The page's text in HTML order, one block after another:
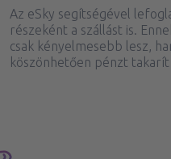
Az eSky segítségével
részeként a szállást is.
csak kényelmesebb lesz,
köszönhetően pénzt